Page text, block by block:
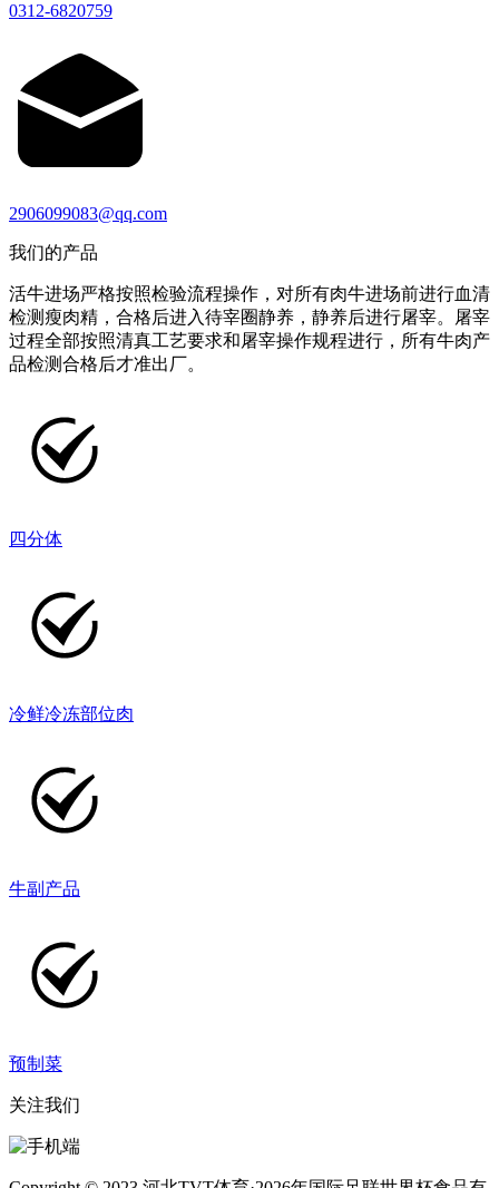
0312-6820759
2906099083@qq.com
我们的产品
活牛进场严格按照检验流程操作，对所有肉牛进场前进行血清
检测瘦肉精，合格后进入待宰圈静养，静养后进行屠宰。屠宰
过程全部按照清真工艺要求和屠宰操作规程进行，所有牛肉产
品检测合格后才准出厂。
四分体
冷鲜冷冻部位肉
牛副产品
预制菜
关注我们